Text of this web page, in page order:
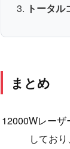
トータ
まとめ
12000Wレー
してお